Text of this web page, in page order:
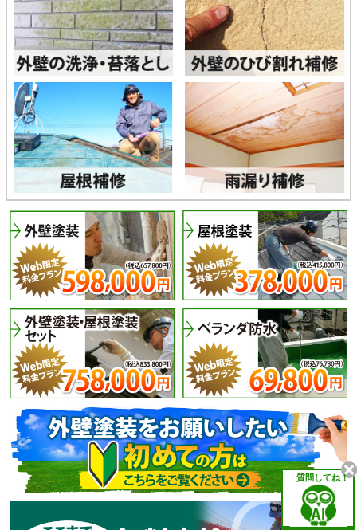
質問してね！